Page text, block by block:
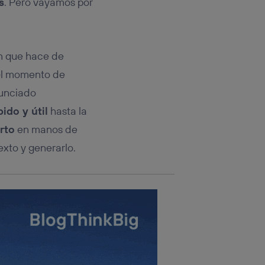
que hace de
momento de
y útil hasta la
en manos de
y generarlo.
que
la parte
.